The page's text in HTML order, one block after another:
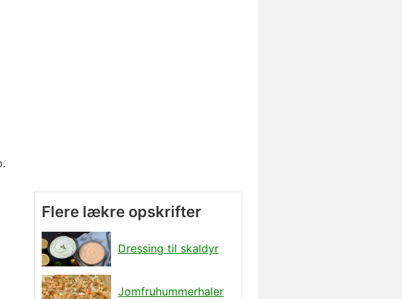
Flere lækre opskrifter
Dressing til skaldyr
Jomfruhummerhaler